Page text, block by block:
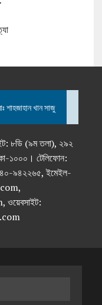
খান সাজু
৮ডি (৯ম তলা), ২৯২
১০০০। টেলিফোন:
৯৪২২৬৫, ইমেইল-